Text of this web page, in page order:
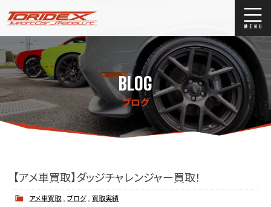
ブログ
Stock list
ストックリスト
買取
BLOG
ブログ
【アメ車買取】ダッジチャレンジャー買取！
アメ車買取 ,ブログ, 買取実績